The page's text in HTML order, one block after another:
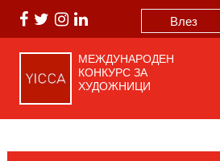
Влез
МЕЖДУНАРОДЕН
КОНКУРС ЗА
ХУДОЖНИЦИ